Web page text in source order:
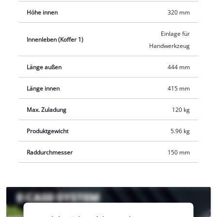
Höhe innen 320 mm
Innenleben (Koffer 1)
Einlage für
Handwerkzeug
Länge außen 444 mm
Länge innen 415 mm
Max. Zuladung 120 kg
Produktgewicht 5.96 kg
Raddurchmesser 150 mm
Wir